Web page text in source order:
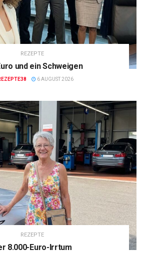
REZEPTE
und ein Schweigen
6 AUGUST 2026
REZEPTE
8.000-Euro-Irrtum